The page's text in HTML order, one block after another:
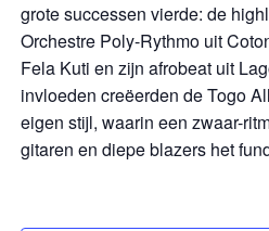
grote successen vierde: de
Orchestre Poly-Rythmo uit
Fela Kuti en zijn afrobeat uit
invloeden creëerden de Togo
eigen stijl, waarin een zwaar-
gitaren en diepe blazers het